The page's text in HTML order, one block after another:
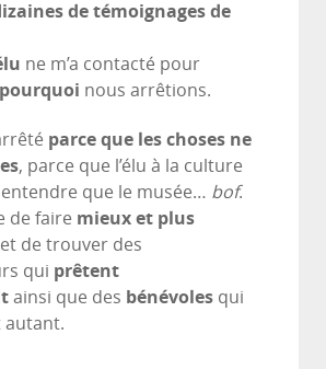
de témoignages de
ne m’a contacté pour
pourquoi nous arrêtions.
parce que les choses ne
, parce que l’élu à la culture
que le musée… bof.
de faire mieux et plus
de trouver des
qui prêtent
ainsi que des bénévoles qui
autant.